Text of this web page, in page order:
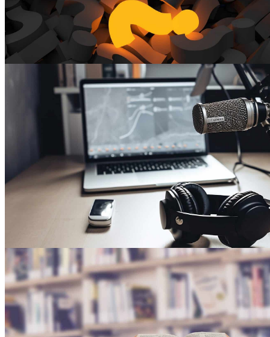
FAQs - die häufigsten Fragen
das Wichtigste zum Einstieg ins Thema MCAD-
Das Hörbuch von MCAD-Infos.de
Lass dir die ganzen MCAD-Informationen einfach
vorlesen. Lade dir dazu die Sammlung mit 45 MP3-
Dateien herunter.
Zum Hörbuch-Download